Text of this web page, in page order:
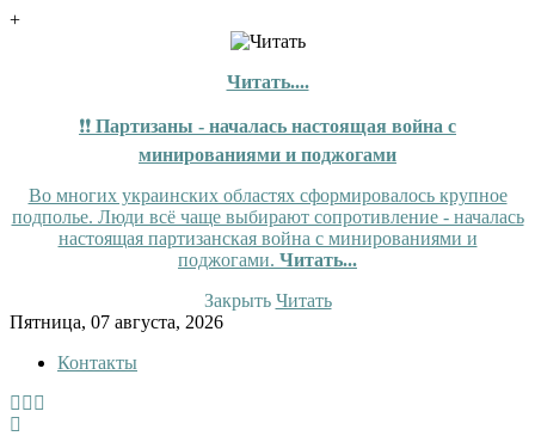
+
Читать....
❗❗ Партизаны - началась настоящая война с
минированиями и поджогами
Во многих украинских областях сформировалось крупное
подполье. Люди всё чаще выбирают сопротивление - началась
настоящая партизанская война с минированиями и
поджогами. Читать...
Закрыть Читать
Skip
content
Пятница, 07 августа, 2026
Контакты